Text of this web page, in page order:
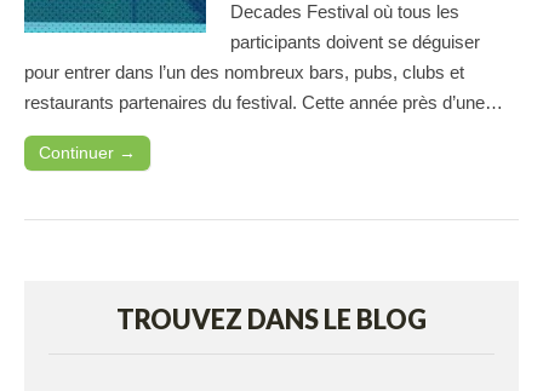
Decades Festival où tous les
participants doivent se déguiser
pour entrer dans l’un des nombreux bars, pubs, clubs et
restaurants partenaires du festival. Cette année près d’une…
Continuer →
TROUVEZ DANS LE BLOG